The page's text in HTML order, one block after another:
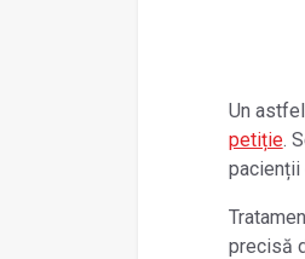
Un
petiție.
pacienții
precisă